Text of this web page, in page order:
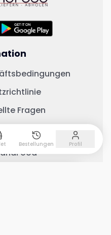
Fragen
Links
Bestellungen Profil